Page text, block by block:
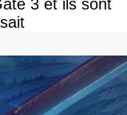
3 et ils sont